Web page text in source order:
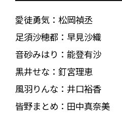
愛徒勇気：松岡禎丞
足須沙穂都：早見沙織
音砂みはり：能登有沙
黒井せな：釘宮理恵
風羽りんな：井口裕香
皆野まとめ：田中真奈美